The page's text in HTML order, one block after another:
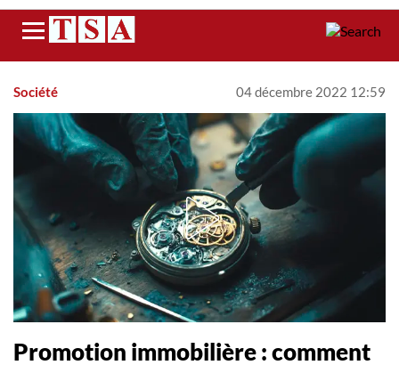
Menu
Société 04 décembre 2022 12:59
Promotion immobilière : comment